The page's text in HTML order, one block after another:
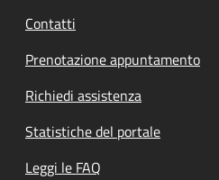
Contatti
Prenotazione appuntamento
Richiedi assistenza
Statistiche del portale
Leggi le FAQ